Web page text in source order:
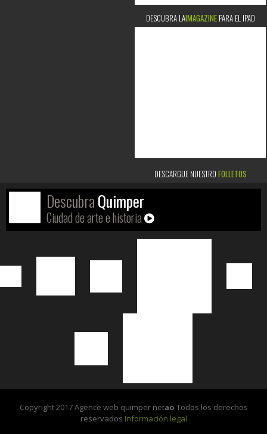
DESCUBRA LAIMAGAZINEPARA EL IPAD
DESCARGUE NUESTRO FOLLETOS
DescubraQuimper
Ciudad de arte e historia
Copyright 2017 Agence web quimper netao Todos los derechos
reservados Información legal